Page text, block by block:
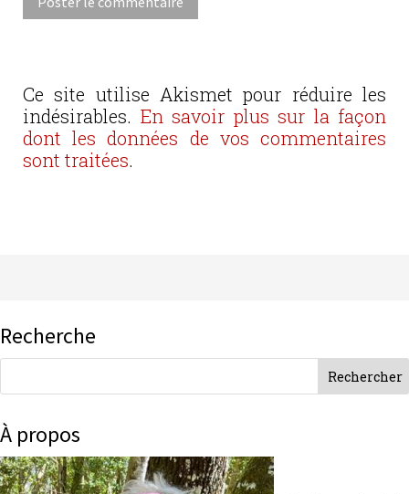
Ce site utilise Akismet pour réduire les
indésirables. En savoir plus sur la façon
dont les données de vos commentaires
sont traitées.
Recherche
À propos